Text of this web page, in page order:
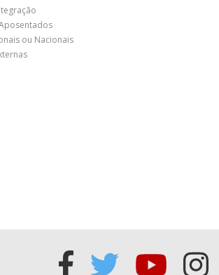
ou Nacionais
Acessar
Acessar